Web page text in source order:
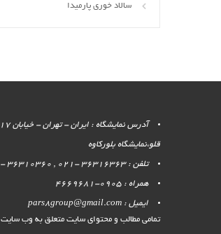
سالاد خوری پارمیدا
قلو،نمایشگاه بلورکاوه
تلفن : 36316363 -021 , 36310360 -021
همراه : 0905-4669681
ایمیل : pars8group@gmail.com
تمامی مطالب و محتوای سایت متعلق به وب سایت